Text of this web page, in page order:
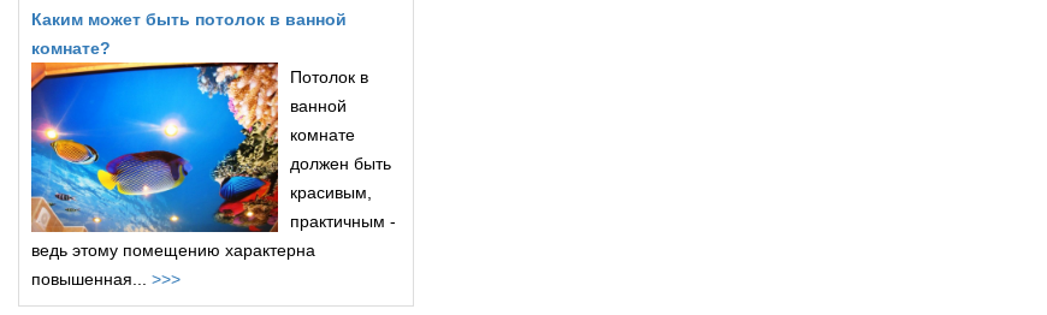
Каким может быть потолок в ванной
комнате?
Потолок в
ванной
комнате
должен быть
красивым,
практичным -
ведь этому помещению характерна
повышенная... >>>